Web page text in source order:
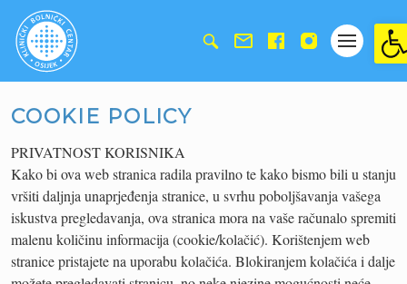
COOKIE POLICY
PRIVATNOST KORISNIKA
Kako bi ova web stranica radila pravilno te kako bismo bili u stanju
vršiti daljnja unaprjeđenja stranice, u svrhu poboljšavanja vašega
iskustva pregledavanja, ova stranica mora na vaše računalo spremiti
malenu količinu informacija (cookie/kolačić). Korištenjem web
stranice pristajete na uporabu kolačića. Blokiranjem kolačića i dalje